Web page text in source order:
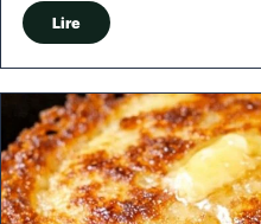
Lire